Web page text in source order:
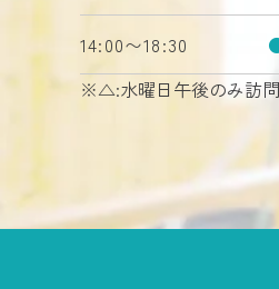
14:00〜18:30
※△:水曜日午後のみ訪